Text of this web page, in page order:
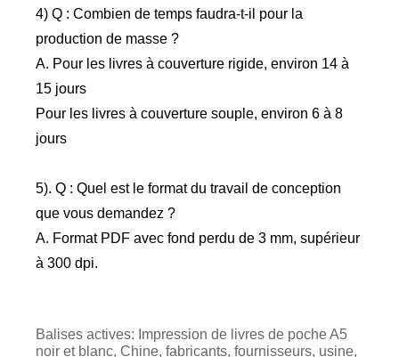
4) Q : Combien de temps faudra-t-il pour la
production de masse ?
A. Pour les livres à couverture rigide, environ 14 à
15 jours
Pour les livres à couverture souple, environ 6 à 8
jours
5). Q : Quel est le format du travail de conception
que vous demandez ?
A. Format PDF avec fond perdu de 3 mm, supérieur
à 300 dpi.
Balises actives: Impression de livres de poche A5
noir et blanc, Chine, fabricants, fournisseurs, usine,